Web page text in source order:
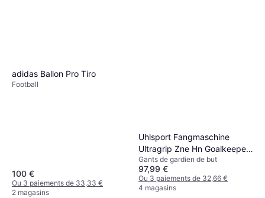
adidas Ballon Pro Tiro
Football
100 €
Ou 3 paiements de 33,33 €
2 magasins
Uhlsport Fangmaschine
Ultragrip Zne Hn Goalkeeper
Gloves
Gants de gardien de but
97,99 €
Ou 3 paiements de 32,66 €
4 magasins